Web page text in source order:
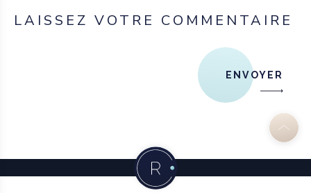
LAISSEZ VOTRE COMMENTAIRE
ENVOYER